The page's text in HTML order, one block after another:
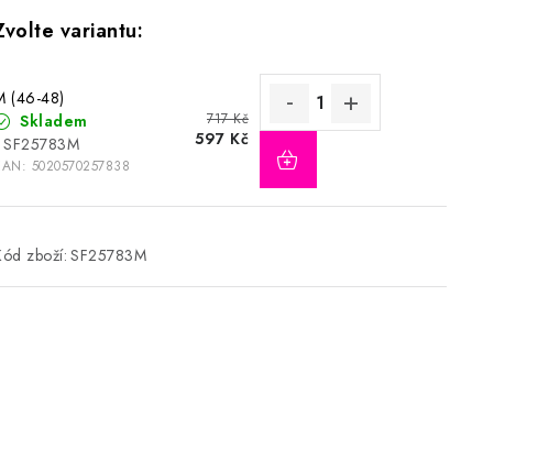
(46-48)
Skladem
5020570257838
717 Kč
597 Kč
zboží: SF25783M